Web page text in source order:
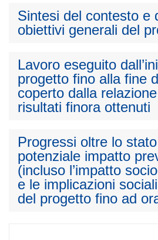
Sintesi del contesto e
obiettivi generali del
Lavoro eseguito
progetto fino alla fine
coperto dalla
risultati finora ottenuti
Progressi oltre lo
potenziale impatto
(incluso l’impatto
e le implicazioni
del progetto fino ad